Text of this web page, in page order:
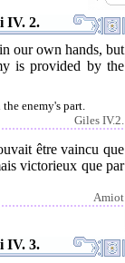
IV. 2.
our own hands, but
is provided by the
enemy's part.
Giles IV.2.
être vaincu que
victorieux que par
Amiot
IV. 3.